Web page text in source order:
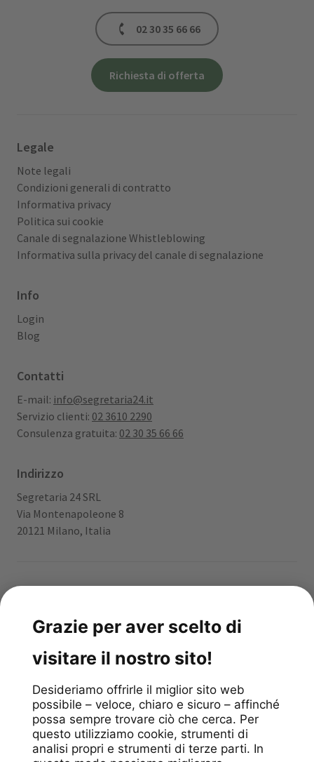
02 30 35 66 66
Richiesta di offerta
Legale
Note legali
Condizioni generali di contratto
Informativa privacy
Politica sui cookie
Canale di segnalazione Whistleblowing
Informativa sulla privacy del canale di segnalazione
Info
Login
Blog
Contatti
E-mail: info@segretaria24.it
Servizio clienti: 02 3610 2290
Consulenza gratuita: 02 30 35 66 66
Indirizzo
Segretaria 24 SRL
Via Montenapoleone 8
20121 Milano, Italia
4.9stars/299 reviews